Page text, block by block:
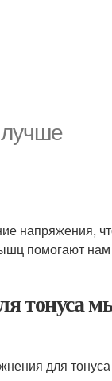
напряжения,
помогают
тонуса
для